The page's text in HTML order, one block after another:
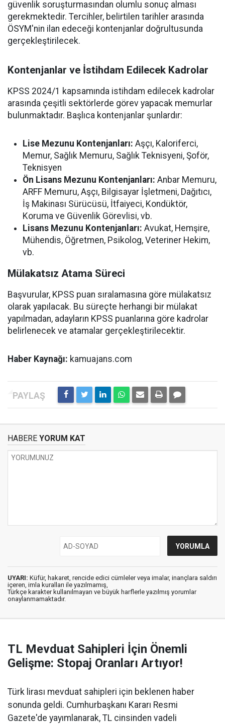
güvenlik soruşturmasından olumlu sonuç alması
gerekmektedir. Tercihler, belirtilen tarihler arasında
ÖSYM'nin ilan edeceği kontenjanlar doğrultusunda
gerçekleştirilecek.
Kontenjanlar ve İstihdam Edilecek Kadrolar
KPSS 2024/1 kapsamında istihdam edilecek kadrolar
arasında çeşitli sektörlerde görev yapacak memurlar
bulunmaktadır. Başlıca kontenjanlar şunlardır:
Lise Mezunu Kontenjanları: Aşçı, Kaloriferci,
Memur, Sağlık Memuru, Sağlık Teknisyeni, Şoför,
Teknisyen
Ön Lisans Mezunu Kontenjanları: Anbar Memuru,
ARFF Memuru, Aşçı, Bilgisayar İşletmeni, Dağıtıcı,
İş Makinası Sürücüsü, İtfaiyeci, Kondüktör,
Koruma ve Güvenlik Görevlisi, vb.
Lisans Mezunu Kontenjanları: Avukat, Hemşire,
Mühendis, Öğretmen, Psikolog, Veteriner Hekim,
vb.
Mülakatsız Atama Süreci
Başvurular, KPSS puan sıralamasına göre mülakatsız
olarak yapılacak. Bu süreçte herhangi bir mülakat
yapılmadan, adayların KPSS puanlarına göre kadrolar
belirlenecek ve atamalar gerçekleştirilecektir.
Haber Kaynağı: kamuajans.com
HABERE YORUM KAT
UYARI: Küfür, hakaret, rencide edici cümleler veya imalar, inançlara saldırı
içeren, imla kuralları ile yazılmamış,
Türkçe karakter kullanılmayan ve büyük harflerle yazılmış yorumlar
onaylanmamaktadır.
TL Mevduat Sahipleri İçin Önemli
Gelişme: Stopaj Oranları Artıyor!
Türk lirası mevduat sahipleri için beklenen haber
sonunda geldi. Cumhurbaşkanı Kararı Resmi
Gazete'de yayımlanarak, TL cinsinden vadeli